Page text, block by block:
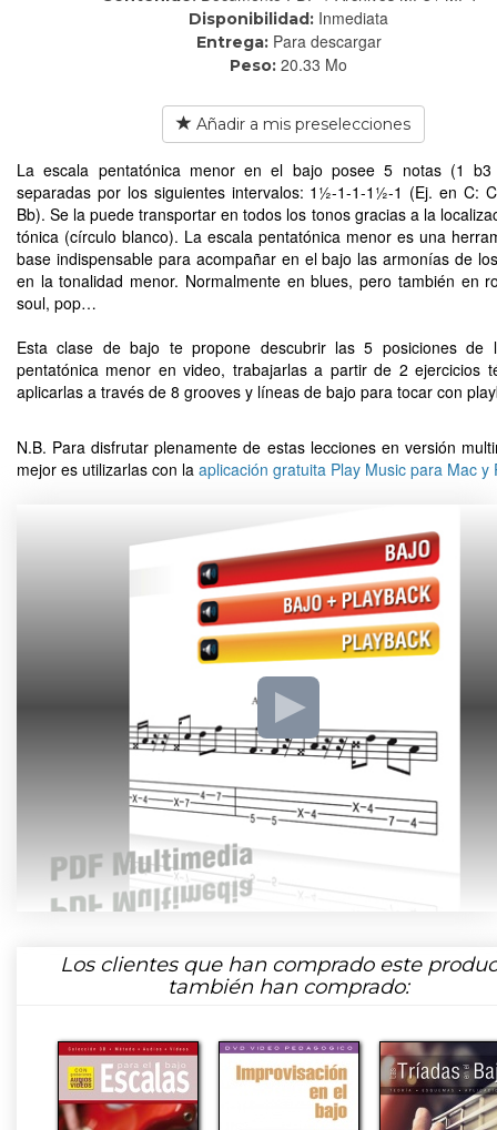
Disponibilidad: Inmediata
Entrega: Para descargar
Peso: 20.33 Mo
Añadir a mis preselecciones
La escala pentatónica menor en el bajo posee 5 notas (1
separadas por los siguientes intervalos: 1½-1-1-1½-1 (Ej. en C:
Bb). Se la puede transportar en todos los tonos gracias a la
tónica (círculo blanco). La escala pentatónica menor es una
base indispensable para acompañar en el bajo las armonías de
en la tonalidad menor. Normalmente en blues, pero también en
soul, pop…
Esta clase de bajo te propone descubrir las 5 posiciones de
pentatónica menor en video, trabajarlas a partir de 2 ejercicios
aplicarlas a través de 8 grooves y líneas de bajo para tocar con
N.B. Para disfrutar plenamente de estas lecciones en versión
mejor es utilizarlas con la aplicación gratuita Play Music para Mac y
Los clientes que han comprado este
también han comprado: